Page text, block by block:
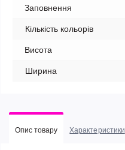
Заповнення
Кількість кольорів
Висота
Ширина
Опис товару Характеристики